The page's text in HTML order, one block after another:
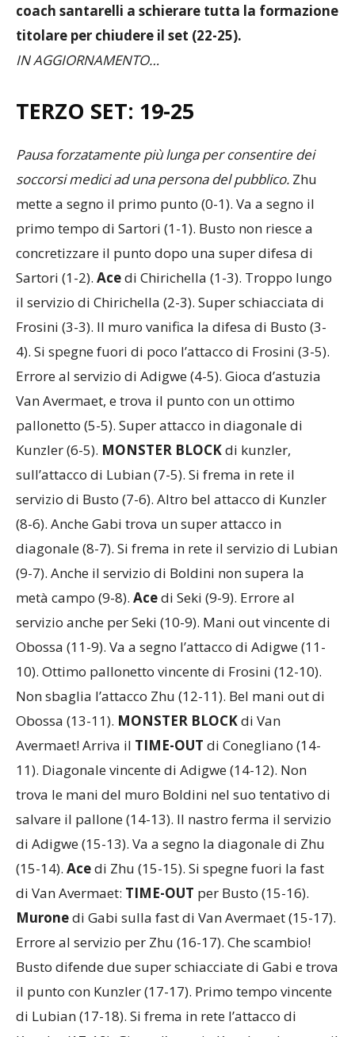
coach santarelli a schierare tutta la formazione
titolare per chiudere il set (22-25).
IN AGGIORNAMENTO…
TERZO SET: 19-25
Pausa forzatamente più lunga per consentire dei
soccorsi medici ad una persona del pubblico. Zhu
mette a segno il primo punto (0-1). Va a segno il
primo tempo di Sartori (1-1). Busto non riesce a
concretizzare il punto dopo una super difesa di
Sartori (1-2). Acedi Chirichella (1-3). Troppo lungo
il servizio di Chirichella (2-3). Super schiacciata di
Frosini (3-3). Il muro vanifica la difesa di Busto (3-
4). Si spegne fuori di poco l’attacco di Frosini (3-5).
Errore al servizio di Adigwe (4-5). Gioca d’astuzia
Van Avermaet, e trova il punto con un ottimo
pallonetto (5-5). Super attacco in diagonale di
Kunzler (6-5). MONSTER BLOCKdi kunzler,
sull’attacco di Lubian (7-5). Si frema in rete il
servizio di Busto (7-6). Altro bel attacco di Kunzler
(8-6). Anche Gabi trova un super attacco in
diagonale (8-7). Si frema in rete il servizio di Lubian
(9-7). Anche il servizio di Boldini non supera la
metà campo (9-8). Acedi Seki (9-9). Errore al
servizio anche per Seki (10-9). Mani out vincente di
Obossa (11-9). Va a segno l’attacco di Adigwe (11-
10). Ottimo pallonetto vincente di Frosini (12-10).
Non sbaglia l’attacco Zhu (12-11). Bel mani out di
Obossa (13-11). MONSTER BLOCKdi Van
Avermaet! Arriva il TIME-OUT di Conegliano (14-
11). Diagonale vincente di Adigwe (14-12). Non
trova le mani del muro Boldini nel suo tentativo di
salvare il pallone (14-13). Il nastro ferma il servizio
di Adigwe (15-13). Va a segno la diagonale di Zhu
(15-14). Acedi Zhu (15-15). Si spegne fuori la fast
di Van Avermaet: TIME-OUT per Busto (15-16).
Muronedi Gabi sulla fast di Van Avermaet (15-17).
Errore al servizio per Zhu (16-17). Che scambio!
Busto difende due super schiacciate di Gabi e trova
il punto con Kunzler (17-17). Primo tempo vincente
di Lubian (17-18). Si frema in rete l’attacco di